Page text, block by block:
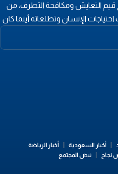
قيم التعايش ومكافحة التطرف، من
الإنسان وتطلعاته أينما كان
أخبار السعودية
أخبار الرياضة
نبض المجتمع